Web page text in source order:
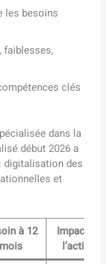
les besoins
clés
dans la
début 2026 a
digitalisation des
et
à 12
mois
Impact sur
l’activité